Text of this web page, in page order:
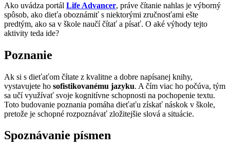
Ako uvádza portál Life Advancer, práve čítanie nahlas je výborný
spôsob, ako dieťa oboznámiť s niektorými zručnosťami ešte
predtým, ako sa v škole naučí čítať a písať. O aké výhody tejto
aktivity teda ide?
Poznanie
Ak si s dieťaťom čítate z kvalitne a dobre napísanej knihy,
vystavujete ho sofistikovanému jazyku. A čím viac ho počúva, tým
sa učí využívať svoje kognitívne schopnosti na pochopenie textu.
Toto budovanie poznania pomáha dieťaťu získať náskok v škole,
pretože je schopné rozpoznávať zložitejšie slová a situácie.
Spoznávanie písmen